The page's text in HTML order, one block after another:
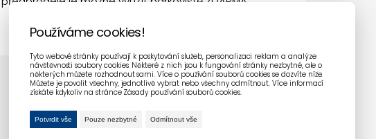
Používáme cookies!
Tyto webové stránky používají k poskytování služeb, personalizaci reklam a analýze
návštěvnosti soubory cookies. Některé z nich jsou k fungování stránky nezbytné, ale o
některých můžete rozhodnout sami. Více o používání souborů cookies se dozvíte níže.
Můžete je povolit všechny, jednotlivě vybrat nebo všechny odmítnout. Více informací
získáte kdykoliv na stránce Zásady používání souborů cookies.
Potvrdit vše Pouze nezbytné Odmítnout vše